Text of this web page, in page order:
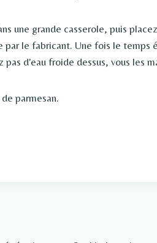
une grande casserole, puis
par le fabricant. Une fois le temps
d'eau froide dessus, vous les
parmesan.